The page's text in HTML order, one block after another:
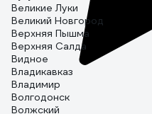
Великие Луки
Великий Новгород
Верхняя Пышма
Верхняя Салда
Видное
Владикавказ
Владимир
Волгодонск
Волжский